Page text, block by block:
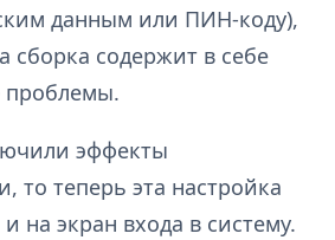
данным или ПИН-коду),
сборка содержит в себе
проблемы.
эффекты
то теперь эта настройка
на экран входа в систему.